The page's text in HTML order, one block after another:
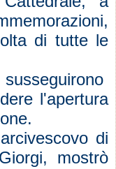
di tutte le
l'apertura
di
mostrò